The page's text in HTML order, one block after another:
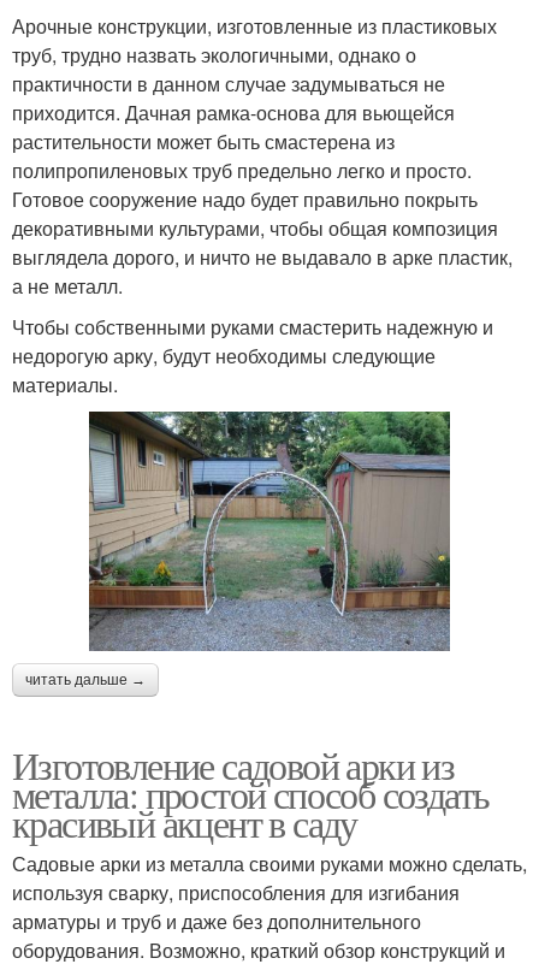
Арочные конструкции, изготовленные из пластиковых
труб, трудно назвать экологичными, однако о
практичности в данном случае задумываться не
приходится. Дачная рамка-основа для вьющейся
растительности может быть смастерена из
полипропиленовых труб предельно легко и просто.
Готовое сооружение надо будет правильно покрыть
декоративными культурами, чтобы общая композиция
выглядела дорого, и ничто не выдавало в арке пластик,
а не металл.
Чтобы собственными руками смастерить надежную и
недорогую арку, будут необходимы следующие
материалы.
читать дальше →
Изготовление садовой арки из
металла: простой способ создать
красивый акцент в саду
Садовые арки из металла своими руками можно сделать,
используя сварку, приспособления для изгибания
арматуры и труб и даже без дополнительного
оборудования. Возможно, краткий обзор конструкций и